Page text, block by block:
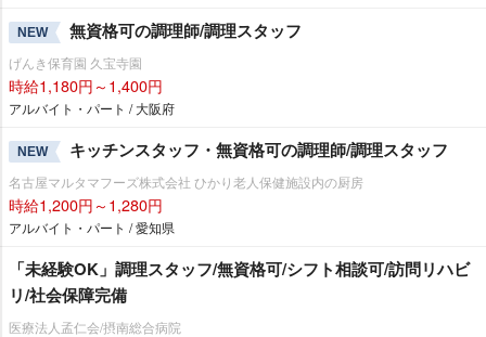
NEW 無資格可の調理師/調理スタッフ
げんき保育園 久宝寺園
時給1,180円～1,400円
アルバイト・パート / 大阪府
NEW キッチンスタッフ・無資格可の調理師/調理スタッフ
名古屋マルタマフーズ株式会社 ひかり老人保健施設内の厨房
時給1,200円～1,280円
アルバイト・パート / 愛知県
「未経験OK」調理スタッフ/無資格可/シフト相談可/訪問リハビ
リ/社会保障完備
医療法人孟仁会/摂南総合病院